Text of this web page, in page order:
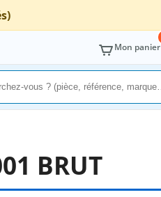
Mon panier
BRUT